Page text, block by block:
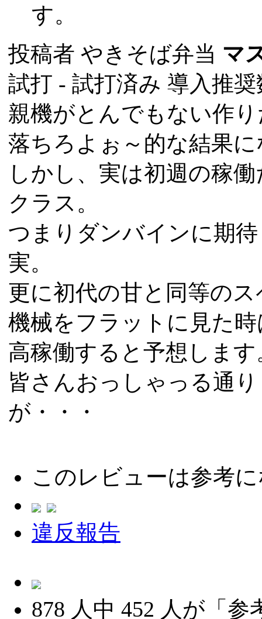
す。
投稿者 やきそば弁当 マ
試打 - 試打済み 導入推
親機がとんでもない作
落ちろよぉ～的な結果
しかし、実は初週の稼
クラス。
つまりダンバインに期
実。
更に初代の甘と同等の
機械をフラットに見た
高稼働すると予想します
皆さんおっしゃっる通
が・・・
このレビューは参考
違反報告
878 人中 452 人が「参